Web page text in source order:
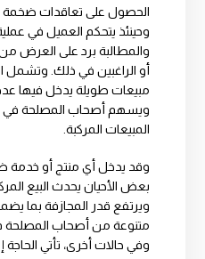
الحصول على تعاقدات ضخمة
وحينئذ يتحكم العميل في
والمطالبة برد على العرض
أو الراغبين في ذلك. وتشمل
مبيعات طويلة يدخل فيها
ويسهم أصحاب المصلحة في
المبيعات المركبة.
وقد يدخل أي منتج أو خدمة
بعض الأحيان يحدث البيع
ويرتفع قدر المجازفة بما
متنوعة من أصحاب المصلحة
وفي حالات أخرى، تأتي الحاجة